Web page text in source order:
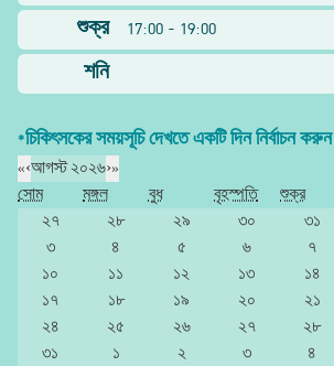
শুক্র
17:00 - 19:00
শনি
*চিকিৎসকের সময়সূচি দেখতে একটি দিন নির্বাচন করুন
«‹আগস্ট ২০২৬›»
সোম
মঙ্গল বুধ বৃহস্পতি শুক্র
২৭
২৮ ২৯ ৩০ ৩১
৩
৪ ৫ ৬ ৭
১০
১১ ১২ ১৩ ১৪
১৭
১৮ ১৯ ২০ ২১
২৪
২৫ ২৬ ২৭ ২৮
৩১
১ ২ ৩ ৪